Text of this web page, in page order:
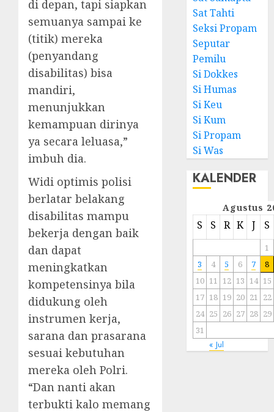
di depan, tapi siapkan
semuanya sampai ke
(titik) mereka
(penyandang
disabilitas) bisa
mandiri,
menunjukkan
kemampuan dirinya
ya secara leluasa,”
imbuh dia.
Widi optimis polisi
berlatar belakang
disabilitas mampu
bekerja dengan baik
dan dapat
meningkatkan
kompetensinya bila
didukung oleh
instrumen kerja,
sarana dan prasarana
sesuai kebutuhan
mereka oleh Polri.
“Dan nanti akan
terbukti kalo memang
Sat Tahti
Seksi Propam
Seputar
Pemilu
Si Dokkes
Si Humas
Si Keu
Si Kum
Si Propam
Si Was
KALENDER
Agustus
S S R K J S
1
3
4 5 6 7
8
10 11 12 13 14 15
17 18 19 20 21 22
24 25 26 27 28 29
31
« Jul